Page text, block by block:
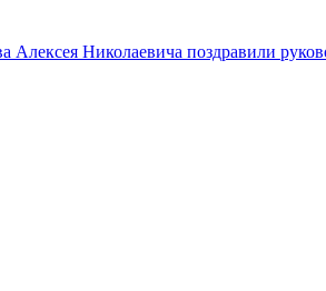
Николаевича поздравили